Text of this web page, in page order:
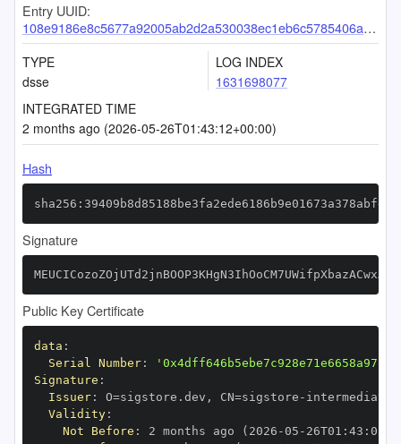
Entry UUID:
108e9186e8c5677a92005ab2d2a530038ec1eb6c5785406a31e5eed0176e1dea5327357d318de427
TYPE
dsse
LOG INDEX
1631698077
INTEGRATED TIME
2 months ago (2026-05-26T01:43:12+00:00)
Hash
Signature
Public Key Certificate
data :
Serial Number:
Signature :
Issuer: O=sigstore.dev , CN=sigstore -
Validity:
Not Before : 2 months ago (2026 -05 - 26T01 : 43 :